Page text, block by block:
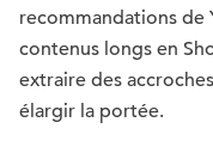
recommandations de
contenus longs en
extraire des
élargir la portée.